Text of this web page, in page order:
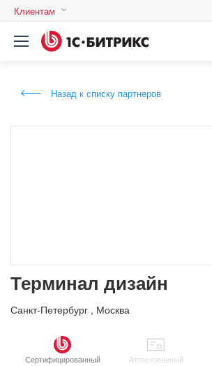
Клиентам
Назад к списку партнеров
Терминал дизайн
Санкт-Петербург , Москва
Сертифицированный
Аттестованный